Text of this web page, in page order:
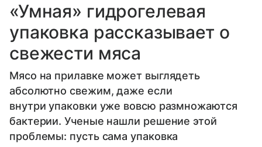
«Умная» гидрогелевая
упаковка рассказывает о
свежести мяса
Мясо на прилавке может выглядеть
абсолютно свежим, даже если
внутри упаковки уже вовсю размножаются
бактерии. Ученые нашли решение этой
проблемы: пусть сама упаковка